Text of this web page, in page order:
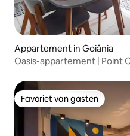
Appartement in Goiânia
Oasis-appartement | Point
Favoriet van gasten
Favoriet van gasten